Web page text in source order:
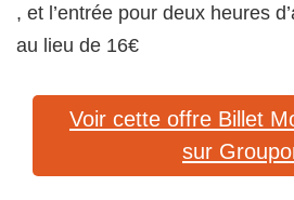
, et l’entrée pour deux heures
au lieu de 16€
Voir cette offre Billet
sur